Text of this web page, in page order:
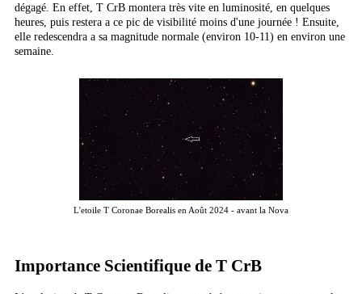
dégagé. En effet, T CrB montera très vite en luminosité, en quelques
heures, puis restera a ce pic de visibilité moins d'une journée ! Ensuite,
elle redescendra a sa magnitude normale (environ 10-11) en environ une
semaine.
L'etoile T Coronae Borealis en Août 2024 - avant la Nova
Importance Scientifique de T CrB